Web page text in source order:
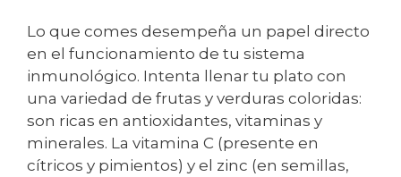
Lo que comes desempeña un papel directo
en el funcionamiento de tu sistema
inmunológico. Intenta llenar tu plato con
una variedad de frutas y verduras coloridas:
son ricas en antioxidantes, vitaminas y
minerales. La vitamina C (presente en
cítricos y pimientos) y el zinc (en semillas,